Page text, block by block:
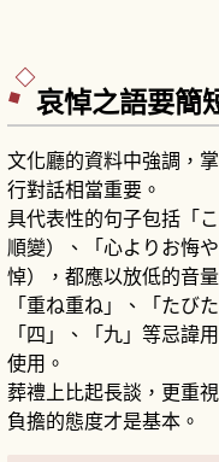
哀悼之語要簡
文化廳的資料中強調，
行對話相當重要。
具代表性的句子包括「
順變）、「心よりお悔
悼），都應以放低的音
「重ね重ね」、「たび
「四」、「九」等忌諱
使用。
葬禮上比起長談，更重
負擔的態度才是基本。